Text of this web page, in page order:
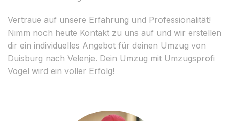
Vertraue auf unsere Erfahrung und Professionalität!
Nimm noch heute Kontakt zu uns auf und wir erstellen
dir ein individuelles Angebot für deinen Umzug von
Duisburg nach Velenje. Dein Umzug mit Umzugsprofi
Vogel wird ein voller Erfolg!